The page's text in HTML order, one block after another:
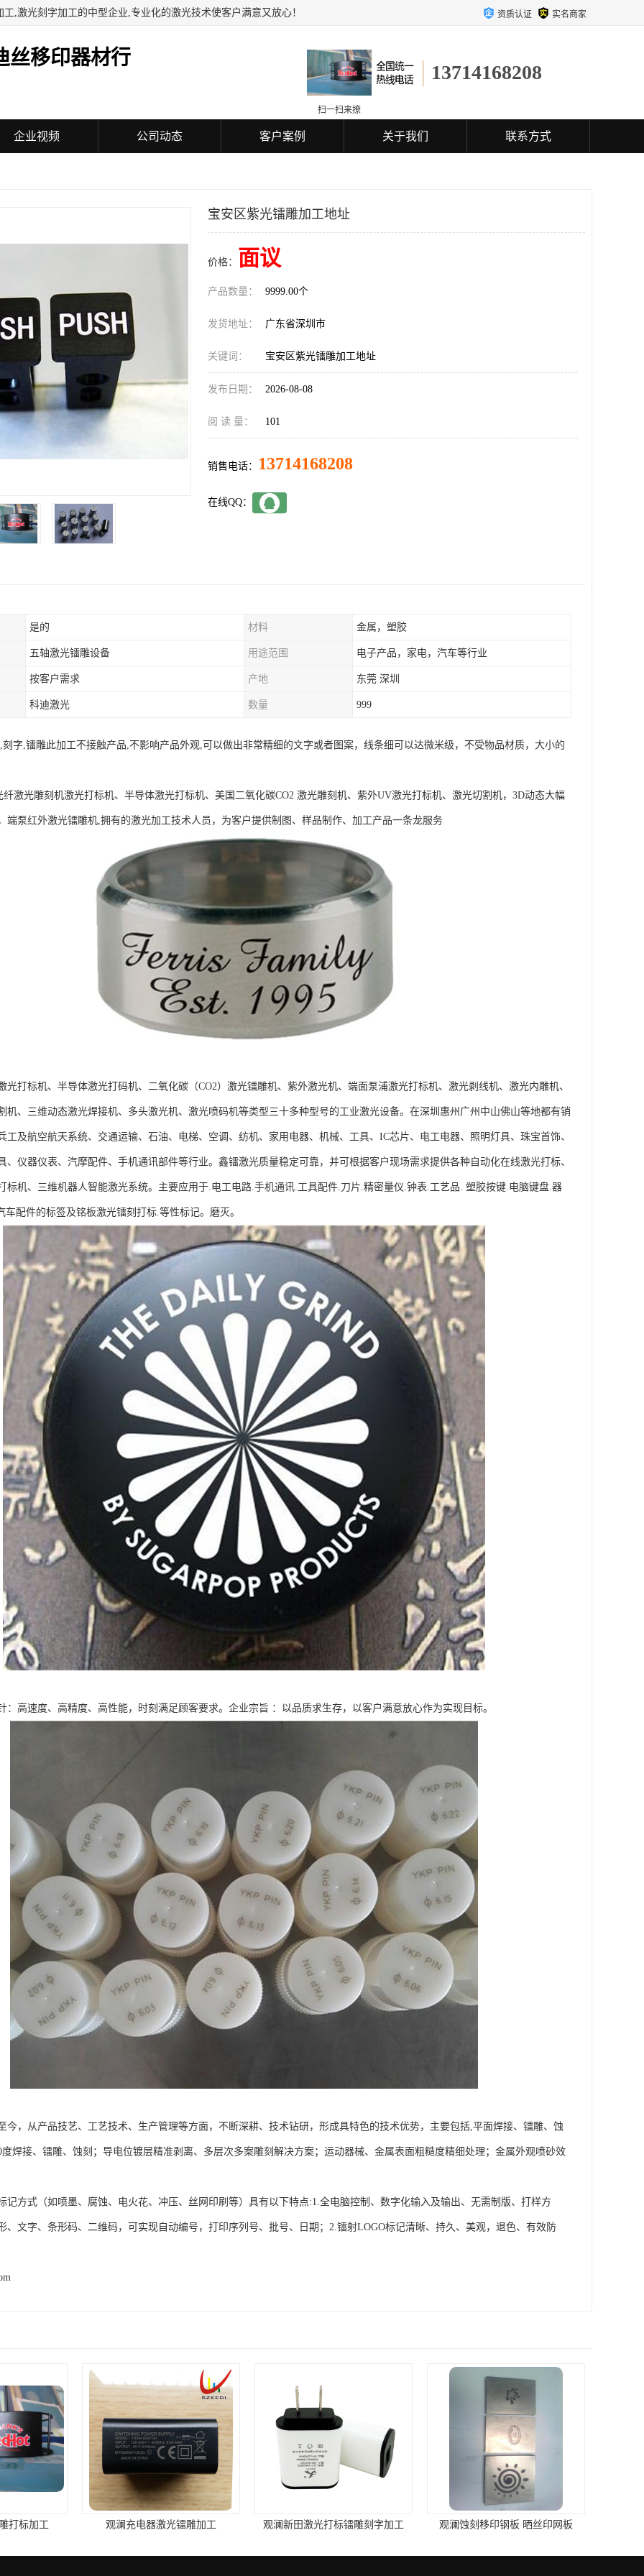
,激光刻字加工的中型企业,专业化的激光技术使客户满意又放心！ 资质认证 实名商家
丝移印器材行
13714168208
扫一扫来撩
企业视频 公司动态 客户案例 关于我们 联系方式
宝安区紫光镭雕加工地址
价格： 面议
产品数量： 9999.00个
发货地址： 广东省深圳市
关键词： 宝安区紫光镭雕加工地址
发布日期： 2026-08-08
阅 读 量： 101
销售电话： 13714168208
在线QQ：
是的 材料 金属，塑胶
五轴激光镭雕设备 用途范围 电子产品，家电，汽车等行业
按客户需求 产地 东莞 深圳
科迪激光 数量 999
字,镭雕此加工不接触产品,不影响产品外观,可以做出非常精细的文字或者图案，线条细可以达微米级，不受物品材质，大小的
纤激光雕刻机激光打标机、半导体激光打标机、美国二氧化碳CO2 激光雕刻机、紫外UV激光打标机、激光切割机，3D动态大幅
端泵红外激光镭雕机,拥有的激光加工技术人员，为客户提供制图、样品制作、加工产品一条龙服务
光打标机、半导体激光打码机、二氧化碳（CO2）激光镭雕机、紫外激光机、端面泵浦激光打标机、激光剥线机、激光内雕机、
机、三维动态激光焊接机、多头激光机、激光喷码机等类型三十多种型号的工业激光设备。在深圳惠州广州中山佛山等地都有销
工及航空航天系统、交通运输、石油、电梯、空调、纺机、家用电器、机械、工具、IC芯片、电工电器、照明灯具、珠宝首饰、
、仪器仪表、汽摩配件、手机通讯部件等行业。鑫镭激光质量稳定可靠，并可根据客户现场需求提供各种自动化在线激光打标、
标机、三维机器人智能激光系统。主要应用于.电工电路.手机通讯.工具配件.刀片.精密量仪.钟表.工艺品. 塑胶按键.电脑键盘.器
车配件的标签及铭板激光镭刻打标.等性标记。磨灭。
：高速度、高精度、高性能，时刻满足顾客要求。企业宗旨 ：以品质求生存，以客户满意放心作为实现目标。
今，从产品技艺、工艺技术、生产管理等方面，不断深耕、技术钻研，形成具特色的技术优势，主要包括,平面焊接、镭雕、蚀
度焊接、镭雕、蚀刻；导电位镀层精准剥离、多层次多案雕刻解决方案；运动器械、金属表面粗糙度精细处理；金属外观喷砂效
记方式（如喷墨、腐蚀、电火花、冲压、丝网印刷等）具有以下特点:1.全电脑控制、数字化输入及输出、无需制版、打样方
、文字、条形码、二维码，可实现自动编号，打印序列号、批号、日期；2.镭射LOGO标记清晰、持久、美观，退色、有效防
打标加工 观澜充电器激光镭雕加工 观澜新田激光打标镭雕刻字加工 观澜蚀刻移印钢板 晒丝印网板